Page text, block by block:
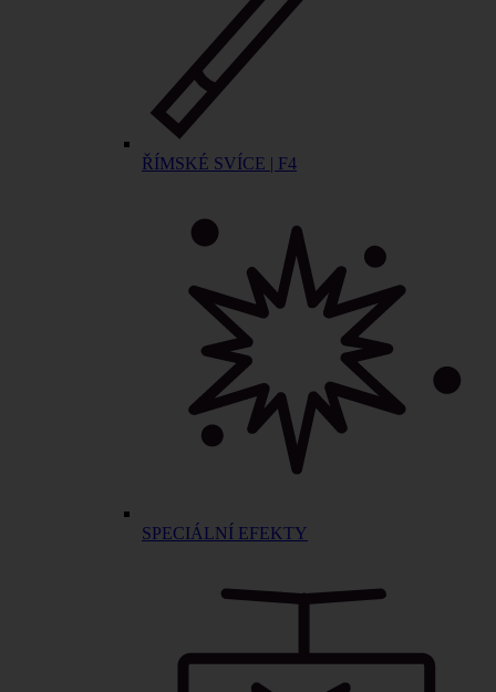
ŘÍMSKÉ SVÍCE | F4
SPECIÁLNÍ EFEKTY